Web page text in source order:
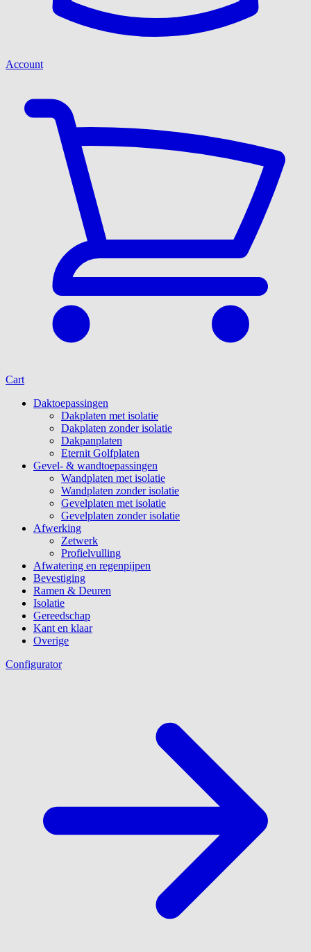
Account
Cart
Daktoepassingen
Dakplaten met isolatie
Dakplaten zonder isolatie
Dakpanplaten
Eternit Golfplaten
Gevel- & wandtoepassingen
Wandplaten met isolatie
Wandplaten zonder isolatie
Gevelplaten met isolatie
Gevelplaten zonder isolatie
Afwerking
Zetwerk
Profielvulling
Afwatering en regenpijpen
Bevestiging
Ramen & Deuren
Isolatie
Gereedschap
Kant en klaar
Overige
Configurator